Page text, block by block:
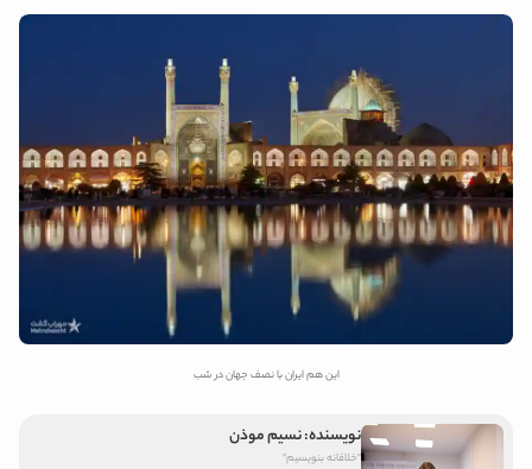
این هم ایران با نصف جهان در شب
نویسنده:نسیم موذن
"خلاقانه بنویسیم"